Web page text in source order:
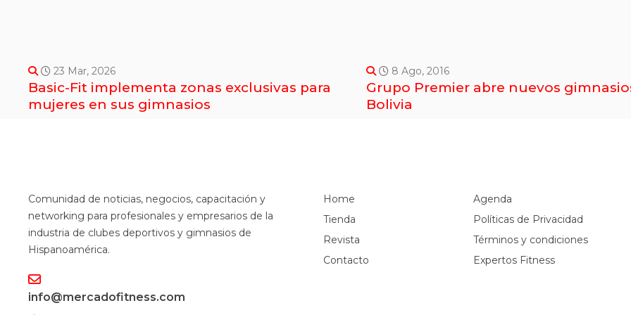
23 Mar, 2026
Basic-Fit implementa zonas exclusivas para
mujeres en sus gimnasios
8 Ago, 2016
Grupo Premier abre nuevos
Bolivia
Comunidad de noticias, negocios, capacitación y
networking para profesionales y empresarios de la
industria de clubes deportivos y gimnasios de
Hispanoamérica.
info@mercadofitness.com
Home
Tienda
Revista
Contacto
Agenda
Políticas de Privacidad
Términos y condiciones
Expertos Fitness